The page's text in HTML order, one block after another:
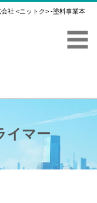
社 <ニットク> -塗料事業本
イマー